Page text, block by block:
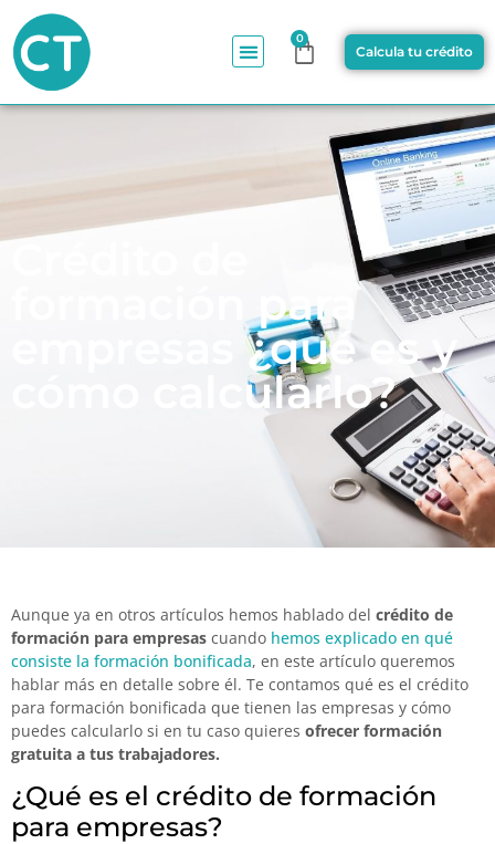
0
Calcula tu crédito
Crédito de
formación para
empresas ¿qué es y
cómo calcularlo?
Aunque ya en otros artículos hemos hablado del crédito de
formación para empresas cuando hemos explicado en qué
consiste la formación bonificada, en este artículo queremos
hablar más en detalle sobre él. Te contamos qué es el crédito
para formación bonificada que tienen las empresas y cómo
puedes calcularlo si en tu caso quieres ofrecer formación
gratuita a tus trabajadores.
¿Qué es el crédito de formación
para empresas?